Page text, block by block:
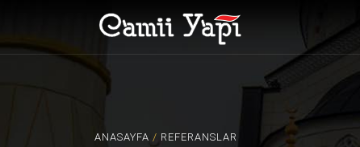
ANASAYFA / REFERANSLAR